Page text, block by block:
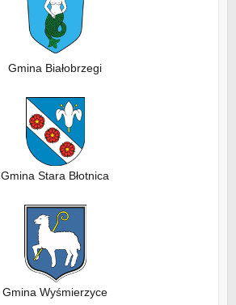
Gmina Białobrzegi
Gmina Stara Błotnica
Gmina Wyśmierzyce